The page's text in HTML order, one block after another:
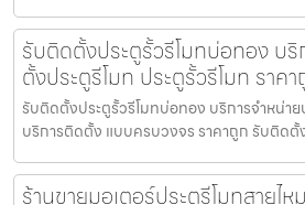
รับติดตั้งประตูรั้วรีโมทบ่อทอง บริ
ตั้งประตูรีโมท ประตูรั้วรีโมท ราค
รับติดตั้งประตูรั้วรีโมทบ่อทอง บริการจำหน่าย
บริการติดตั้ง แบบครบวงจร ราคาถูก รับติดตั้
ร้านขายมอเตอร์ประตูรีโมทสายไห